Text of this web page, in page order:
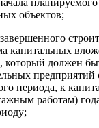
объектов;
капитальных
должен
периода, к
работам)